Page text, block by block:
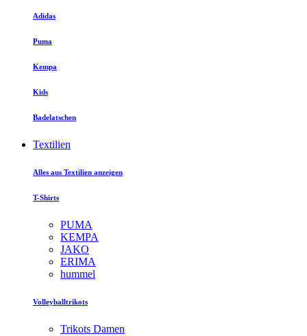
Adidas
Puma
Kempa
Kids
Badelatschen
Textilien
Alles aus Textilien anzeigen
T-Shirts
PUMA
KEMPA
JAKO
ERIMA
hummel
Volleyballtrikots
Trikots Damen